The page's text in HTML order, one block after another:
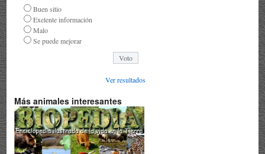
Buen sitio
Exelente información
Malo
Se puede mejorar
Ver resultados
Más animales interesantes